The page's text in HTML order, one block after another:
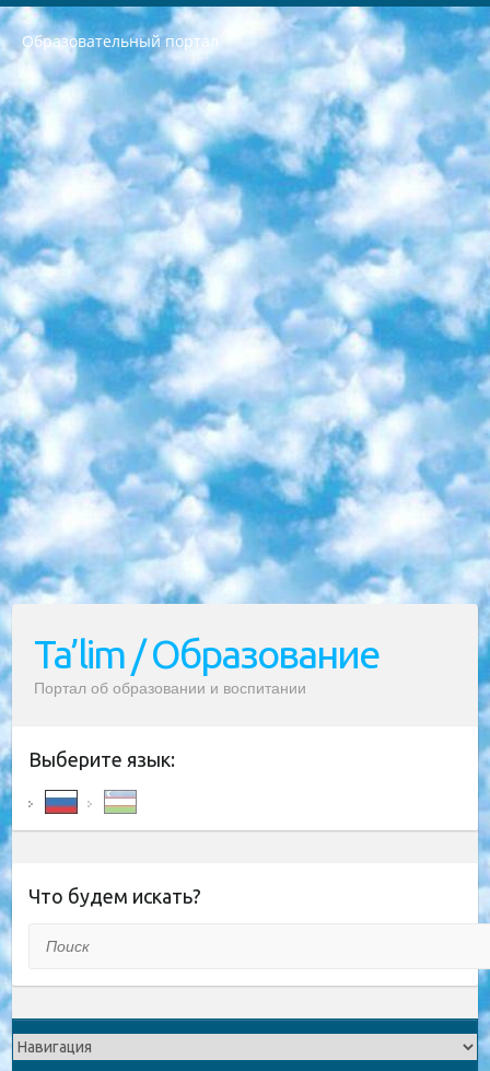
Образовательный портал
РЕСПУБЛИКА УЗБЕКИСТАН МИНИСТРЕРСТВО ДОШКОЛЬНОГО И ШКОЛЬНОГО ОБРАЗОВАНИЯ КОМАНДА в общеобразовательных учреждениях в 2023-2024 учебном году организация и проведение итоговой государственной аттестации обучающихся о Министра дошкольного и школьного образования Республики Узбекистан от 4 марта 2008 года (постановлением Минюста от 20 марта 2008 года № 1778 государственной регистрации) «Итоговое состояние учащихся общего среднего образования на основании положения об утверждении положения об аттестации общего среднего образования выпускной экзамен студентов в образовательных учреждениях в 2023-2024 учебном году В целях организации и прохождения аттестации приказываю: 1. Следующее: перечень предметов, по которым будет проводиться итоговая государственная аттестация и экзамен формы перевода согласно приложению 1; сертификаты международного образца, оценивающие уровень владения иностранными языками перечень согласно приложению 2; 2. Педагогический при специализированных образовательных учреждениях. научно-практический центр квалификации и международной оценки (Д.Давидова) 2024 г. До 25 марта: задания по предметам, по которым будет проводиться итоговая аттестация разработка и утверждение технических условий; итоговая аттестация на основании разработанного предметного задания разработка вопросов по предметам (устно и письменно), экзамен передача; общеобразовательные средние школы и специальные учебные заведения учащиеся выпускных классов школ и интернатов в агентской системе подготовка базы данных экзаменационных материалов и критериев оценки; перевод базы экзаменационных материалов на все языки обучения подать в Республиканский образовательный центр для изготовления; варианты экзаменов на основе разработанных контрольных материалов пусть будут поставлены задачи формирования. 3. Республиканский образовательный центр (Ш.Худайкулов) до 5 апреля 2024 года. до: база данных предоставленных экзаменационных материалов на все языки обучения перевод и экспертиза; для слепых, слабовидящих, глухих, слабослышащих и умственно отсталых детей учащиеся выпускных классов специализированных школ и школ-интернатов база данных экзаменационных материалов на всех преподаваемых языках подготовка критериев оценки; специализированные школы для умственно отсталых детей и технологии для учащихся выпускных классов школ-интернатов разработка соответствующих рекомендаций и критериев проведения ЕГЭ по естествознанию давать задания. 4. Педагогический при специализированных образовательных учреждениях. Научно-практический центр навыков и международной оценки (Д.Давидова), Республика образовательный центр (Худайкулов Ш.) итоговый государственный аттестационный экзамен ориентирован на творческое и логическое мышление при подготовке базы материалов учитывать введение заданий. 5. Следует отметить, что: сертификат государственного образца о знании общеобразовательного предмета и как минимум национальный уровень B1 по предметам на иностранных языках, указанным в Приложении 2. или международно признанный сертификат эквивалентного уровня студенты, изучающие определенный предмет, освобождаются от экзамена; по соответствующим предметам запланирована итоговая государственная аттестация за день до дня, путем жеребьевки Рабочей группой (в письменной форме по предметам, проводимым в форме) из числа сформированных вариантов выбрано 2 варианта; 2 выбранных варианта экзамена анонсированы на официальном сайте министерства и все выпускники по всей стране на основе этих вариантов проводит итоговую государственную аттестацию. 6. Государственное образование учащихся средних общеобразовательных учреждений. знания в соответствии с квалификационными требованиями, которые необходимо приобрести на основании стандартов итоговый (выпускной) контроль для 9 и 11 классов в целях тестирования Экзамены (далее – экзамены) состоят из предметов, перечисленных в приложении 1. будет сделано. 7. Экзамены пройдут с 26 мая по 15 июня 2024 г. (кроме науки физического воспитания). 8. Физическая для учащихся 9 классов общесредних образовательных учреждений. Экзамены по предмету «Образование, квалификация медицина» 1-6 мая 2024 года. сотрудники перевести под присмотр (с отклонениями в физическом или умственном развитии) специализированная школа для детей, школы-интернаты и со сколиозом школы-интернаты санаторного типа для больных детей исключены). 9. Он был слепым, слабовидящим и имел нарушения опорно-двигательного аппарата. экзамены в специализированных школах и интернатах для детей должны проводиться исходя из требований, предъявляемых к общеобразовательным учреждениям (физкультура кроме науки). 10. Специализированная школа для глухих и слабослышащих детей. и экзамены в интернатах и быть реализован в виде письменного теста по математике. 11. Специальность для умственно отсталых детей. Для 9 класса Родной язык и литературное письмо Государственный язык (язык обучения – узбекский). для неклассов) написано Математическое письмо Письменная/устная история Узбекистана Физическое воспитание практично Итоговый контроль Для 11 класса Написание родного языка и литературы (эссе) Математическое письмо Узбекский язык (обучение на узбекском языке) не посещающее общее среднее образование для учреждений)/Образовательное учреждение выбор письменный и устный Иностранный язык письменный/устный Письменная/устная история Узбекистана *По выбору студента:  Химия  Физика  Основы государственного права  География 10 бесплатных образовательных ресурсов - Мы составили подборку онлайн-проектов с интерактивными упражнениями, видеолекциями и статьями. Они помогут вам обрести новые и освежить старые знания бесплатно. 1. «ИНТУИТ» Старейшая образовательная площадка Рунета. Здесь вы найдёте сотни текстовых и видеокурсов на десятки различных тем — от программирования до психологии. Многие курсы подготовлены российскими университетами и крупными международными компаниями вроде Intel и Microsoft. Самостоятельное обучение бесплатное, но желающие могут оплатить услуги персональных наставников. 2. «Смартия» знакомит с актуальными профессиями и подсказывает, как им обучаться. Выбрав заинтересовавшую вас специальность — SMM-специалист, фотограф, веб-дизайнер или другую, — увидите список необходимых для неё умений. Чтобы вы могли освоить их самостоятельно, для каждого умения площадка отображает подборку ссылок на учебные материалы. Хотя «Смартия» ориентируется на русскоязычную аудиторию, часть контента всё же доступна только на английском. 3. «Лекторий Физтеха» Проект Московского физико-технического института (Физтеха). С его помощью вы можете смотреть онлайн серии лекций, записанные на видео в этом вузе. В числе доступных предметов — физика, биология, химия, информационные технологии и другие. К некоторым лекциям администрация ресурса прилагает готовые конспекты, которые можно скачивать в PDF-формате. 4. ITMOcourses Онлайн-площадка Санкт-Петербургского национального исследовательского университета информационных технологий, механики и оптики (ИТМО). Ресурс предоставляет свободный доступ к курсам, разработанным в этом вузе. Каталог материалов разбит на четыре категории: «Оптические системы и технологии», «Приборостроение и робототехника», «Информационные технологии» и «Биотехнологии». Курсы состоят из видеолекций, интерактивных демонстраций и заданий. 5. «КиберЛенинка» Электронная научная библиотека открытого доступа. Каталог площадки регулярно обрастает текстами статей из различных научных изданий. Сгруппированные по журналам и рубрикам публикации можно читать онлайн или скачивать целиком в PDF-формате. Проект нацелен на популяризацию науки за счёт открытого доступа к качественной информации. 6. «ПостНаука» На этом ресурсе публикуют подборки видеолекций, составленные экспертами из разных отраслей и объединённые общими темами. Среди них, к примеру, есть серии «Биоинформатика и геномика», «Культура средневековой Скандинавии» и Cinema Studies о теории кино. Каждая подборка лекций — логически связанная история, рассказанная экспертом от первого лица. Кроме того, на сайте появляются научно-образовательные статьи и тесты на разные темы. 7. «Newочём» Команда проекта «Newочём» отбирает самые интересные тексты из англоязычных СМИ и переводит те из них, за которые голосуют участники сообщества «ВКонтакте». По большей части это научно-популярные статьи. Редакторы придумывают лишь заголовки, в остальном содержание переводов соответствует оригиналам. Полные тексты можно читать прямо в социальной сети. 8. InternetUrok Онлайн-база материалов по основным дисциплинам школьной программы. Информация на сайте структурирована по классам, предметам и темам (урокам). Каждый урок состоит из видеолекций и конспектов. Есть также интерактивные тренажёры и тесты для закрепления пройденного материала. Даже если вы давно окончили школу, возможность повторить программу старших классов всегда может пригодиться. 9. Edutainme Ещё один ресурс об образовании. В отличие от Newtonew, как мне кажется, Edutainme больше ориентируется на представителей индустрии: педагогов, предпринимателей, разработчиков образовательных проектов. Но и любой, кто просто стремится к саморазвитию, найдёт на сайте много полезного и интересного для себя. Например, информацию о новых курсах и образовательных сервисах. 10. Newtonew Онлайн-медиа об образовании и обучении в широком смысле. Авторы Newtonew пишут об инструментах, заведениях, тактиках и стратегиях, которые помогают учить других и получать новые знания самостоятельно. На этой площадке вы найдёте новости, обзоры, аналитические мат
Ta’lim / Образование
Портал об образовании и воспитании
Выберите язык:
Что будем искать?